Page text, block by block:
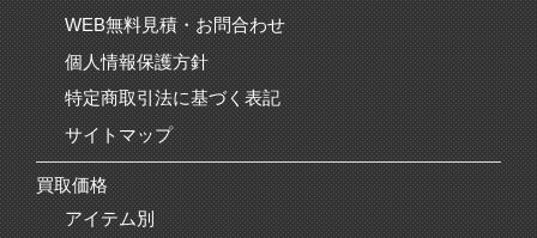
WEB無料見積・お問合わせ
個人情報保護方針
特定商取引法に基づく表記
サイトマップ
買取価格
アイテム別